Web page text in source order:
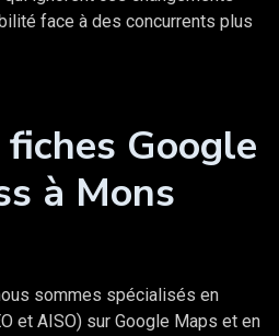
face à des concurrents plus
Google
à Mons
sommes spécialisés en
et AISO) sur Google Maps et en